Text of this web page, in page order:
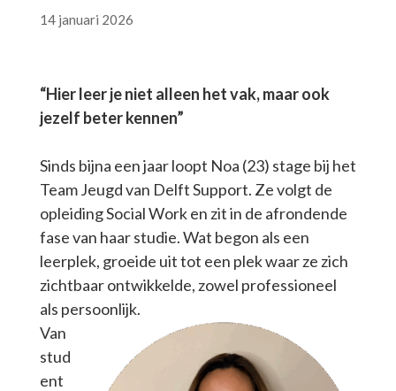
14 januari 2026
“Hier leer je niet alleen het vak, maar ook
jezelf beter kennen”
Sinds bijna een jaar loopt Noa (23) stage bij het
Team Jeugd van Delft Support. Ze volgt de
opleiding Social Work en zit in de afrondende
fase van haar studie. Wat begon als een
leerplek, groeide uit tot een plek waar ze zich
zichtbaar ontwikkelde, zowel professioneel
als persoonlijk.
Van
stud
ent